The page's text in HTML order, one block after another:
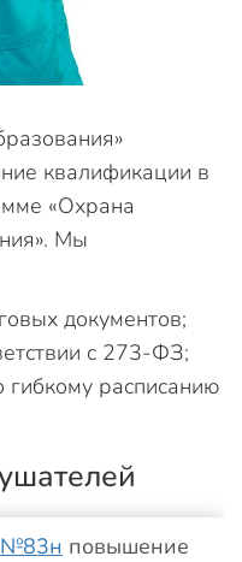
квалификации в
«Охрана
Мы
документов;
с 273-ФЗ;
гибкому расписанию
№83н повышение